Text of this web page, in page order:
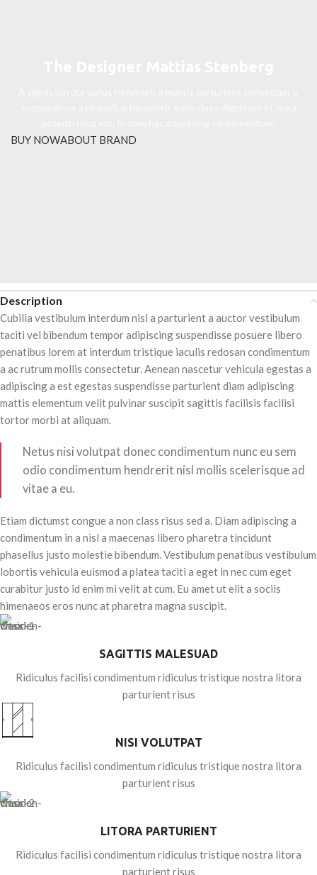
BUY NOWABOUT BRAND
Description
Cubilia vestibulum interdum nisl a parturient a auctor vestibulum
taciti vel bibendum tempor adipiscing suspendisse posuere libero
penatibus lorem at interdum tristique iaculis redosan condimentum
a ac rutrum mollis consectetur. Aenean nascetur vehicula egestas a
adipiscing a est egestas suspendisse parturient diam adipiscing
mattis elementum velit pulvinar suscipit sagittis facilisis facilisi
tortor morbi at aliquam.
Netus nisi volutpat donec condimentum nunc eu sem
odio condimentum hendrerit nisl mollis scelerisque ad
vitae a eu.
Etiam dictumst congue a non class risus sed a. Diam adipiscing a
condimentum in a nisl a maecenas libero pharetra tincidunt
phasellus justo molestie bibendum. Vestibulum penatibus vestibulum
lobortis vehicula euismod a platea taciti a eget in nec cum eget
curabitur justo id enim mi velit at cum. Eu amet ut elit a sociis
himenaeos eros nunc at pharetra magna suscipit.
SAGITTIS MALESUAD
Ridiculus facilisi condimentum ridiculus tristique nostra litora
parturient risus
NISI VOLUTPAT
Ridiculus facilisi condimentum ridiculus tristique nostra litora
parturient risus
LITORA PARTURIENT
Ridiculus facilisi condimentum ridiculus tristique nostra litora
parturient risus